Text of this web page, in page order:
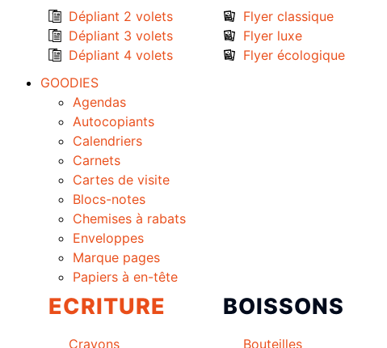
Dépliant 2 volets
Dépliant 3 volets
Dépliant 4 volets
Flyer classique
Flyer luxe
Flyer écologique
GOODIES
Agendas
Autocopiants
Calendriers
Carnets
Cartes de visite
Blocs-notes
Chemises à rabats
Enveloppes
Marque pages
Papiers à en-tête
ECRITURE
Crayons
BOISSONS
Bouteilles